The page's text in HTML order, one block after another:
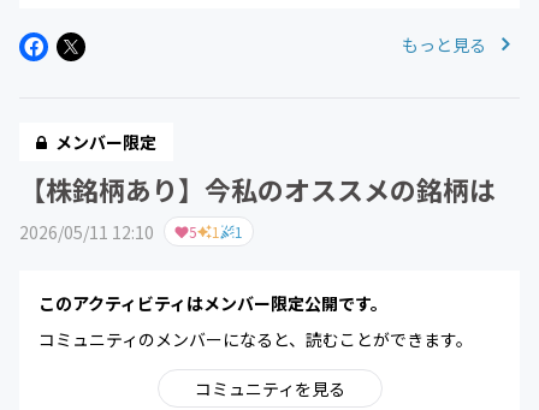
もっと見る
メンバー限定
【株銘柄あり】今私のオススメの銘柄は
2026/05/11 12:10 5 1 1
このアクティビティはメンバー限定公開です。
コミュニティのメンバーになると、読むことができます。
コミュニティを見る